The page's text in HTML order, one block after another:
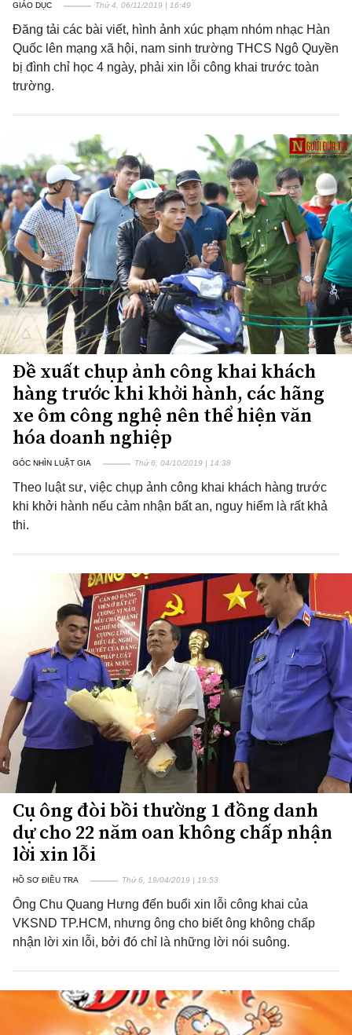
GIÁO DỤC Thứ 4, 06/11/2019 | 16:49
Đăng tải các bài viết, hình ảnh xúc phạm nhóm nhạc Hàn
Quốc lên mạng xã hội, nam sinh trường THCS Ngô Quyền
bị đình chỉ học 4 ngày, phải xin lỗi công khai trước toàn
trường.
Đề xuất chụp ảnh công khai khách
hàng trước khi khởi hành, các hãng
xe ôm công nghệ nên thể hiện văn
hóa doanh nghiệp
GÓC NHÌN LUẬT GIA Thứ 6, 04/10/2019 | 14:38
Theo luật sư, việc chụp ảnh công khai khách hàng trước
khi khởi hành nếu cảm nhận bất an, nguy hiểm là rất khả
thi.
Cụ ông đòi bồi thường 1 đồng danh
dự cho 22 năm oan không chấp nhận
lời xin lỗi
HỒ SƠ ĐIỀU TRA Thứ 6, 19/04/2019 | 19:53
Ông Chu Quang Hưng đến buổi xin lỗi công khai của
VKSND TP.HCM, nhưng ông cho biết ông không chấp
nhận lời xin lỗi, bởi đó chỉ là những lời nói suông.